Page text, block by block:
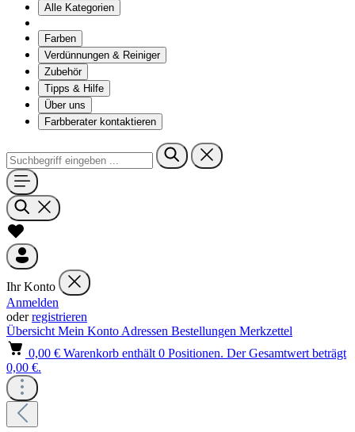
Alle Kategorien
Farben
Verdünnungen & Reiniger
Zubehör
Tipps & Hilfe
Über uns
Farbberater kontaktieren
Ihr Konto
Anmelden
oderregistrieren
Übersicht Mein Konto Adressen Bestellungen Merkzettel
0,00 € Warenkorb enthält 0 Positionen. Der Gesamtwert beträgt
0,00 €.